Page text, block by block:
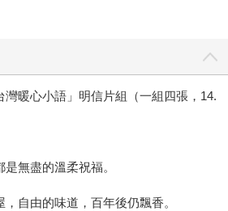
灣暖心小語」明信片組（一組四張，14.
無盡的溫柔祝福。
自由的味道，百年後仍飄香。